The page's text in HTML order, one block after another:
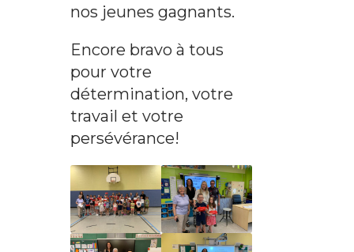
nos jeunes gagnants.
Encore bravo à tous
pour votre
détermination, votre
travail et votre
persévérance!